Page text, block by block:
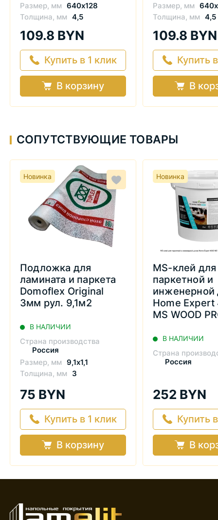
Размер, мм 640х128
Толщина, мм 4,5
109.8 BYN
Купить в 1 клик
В корзину
Размер, мм
Толщина, мм 4,5
109.8 BYN
Купить
В
СОПУТСТВУЮЩИЕ ТОВАРЫ
Новинка
Подложка для
ламината и паркета
Domoflex Original
3мм рул. 9,1м2
В НАЛИЧИИ
Страна производства
Россия
Размер, мм 9,1х1,1
Толщина, мм
3
75 BYN
Купить в 1 клик
В корзину
Новинка
MS-клей для
паркетной и
инженерной
Home
MS WOOD
В НАЛИЧИИ
Страна
Россия
252 BYN
Купить
В